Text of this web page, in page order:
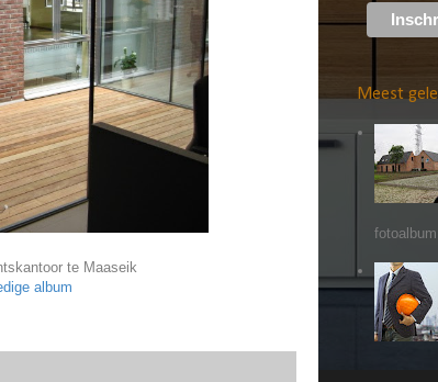
te Maaseik
album
Meest